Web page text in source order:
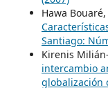
Hawa
Santiago:
Kirenis
intercambio
globalización